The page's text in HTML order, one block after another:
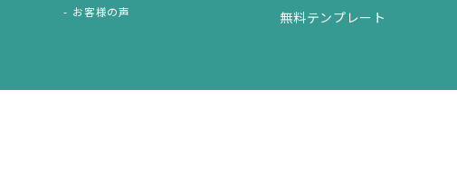
お客様の声
無料テンプレート